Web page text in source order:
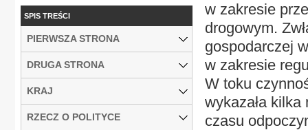
w zakresie
drogowym.
gospodarczej
w zakresie
W toku
wykazała
czasu
SPIS TREŚCI
PIERWSZA STRONA
DRUGA STRONA
KRAJ
RZECZ O POLITYCE